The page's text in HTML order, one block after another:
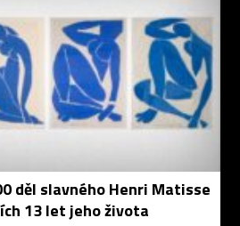
děl slavného Henri Matisse
13 let jeho života